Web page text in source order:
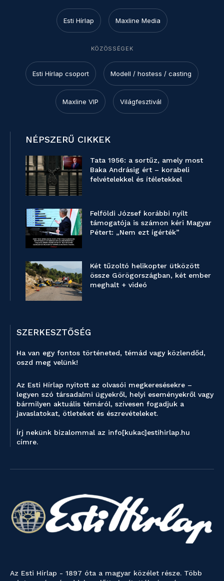
Esti Hírlap Maxline Media
KÖZÖSSÉGEK
Esti Hírlap csoport Modell / hostess / casting
Maxline VIP Világfesztivál
NÉPSZERŰ CIKKEK
Tata 1956: a sortűz, amely most
Baka Andrásig ért – korabeli
felvételekkel és ítéletekkel
Felföldi József korábbi nyílt
támogatója is számon kéri Magyar
Pétert: „Nem ezt ígérték”
Két tűzoltó helikopter ütközött
össze Görögországban, két ember
meghalt + videó
SZERKESZTŐSÉG
Ha van egy fontos történeted, témád vagy közlendőd,
oszd meg velünk!
Az Esti Hírlap nyitott az olvasói megkeresésekre –
legyen szó társadalmi ügyekről, helyi eseményekről vagy
bármilyen aktuális témáról, szívesen fogadjuk a
javaslatokat, ötleteket és észrevételeket.
Írj nekünk bizalommal az info[kukac]estihirlap.hu
címre.
Az Esti Hírlap - 1897 óta a magyar közélet része. Több